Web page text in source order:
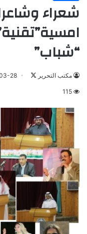
شعراء
“شباب”
مكتب التحرير 28
115